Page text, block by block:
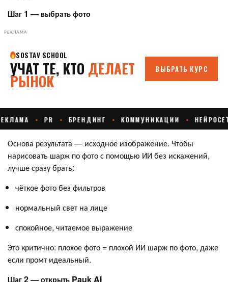
Шаг 1 — выбрать фото
РЕКЛАМА
Основа результата — исходное изображение. Чтобы
нарисовать шарж по фото с помощью ИИ без искажений,
лучше сразу брать:
чёткое фото без фильтров
нормальный свет на лице
спокойное, читаемое выражение
Это критично: плохое фото = плохой ИИ шарж по фото, даже
если промт идеальный.
Шаг 2 — открыть Pauk AI